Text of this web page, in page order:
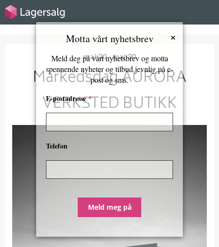
mai 30 - mai 30
Markedsdag AURORA
VERKSTED BUTIKK
×
Motta vårt nyhetsbrev
Meld deg på vårt nyhetsbrev og motta
spennende nyheter og tilbud jevnlig på e-
post og sms.
E-postadresse*
Telefon